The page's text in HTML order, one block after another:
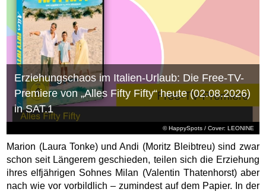
© HappySpots / Cover: LEONINE
Erziehungschaos im Italien-Urlaub: Die Free-TV-
Premiere von „Alles Fifty Fifty“ heute (02.08.2026)
in SAT.1
Marion (Laura Tonke) und Andi (Moritz Bleibtreu) sind zwar
schon seit Längerem geschieden, teilen sich die Erziehung
ihres elfjährigen Sohnes Milan (Valentin Thatenhorst) aber
nach wie vor vorbildlich – zumindest auf dem Papier. In der